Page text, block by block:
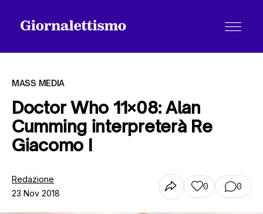
Tutti gli articoli
Chi siamo
MASS MEDIA
Doctor Who 11×08: Alan
Cumming interpreterà Re
Giacomo I
Redazione
23 Nov 2018
0 0